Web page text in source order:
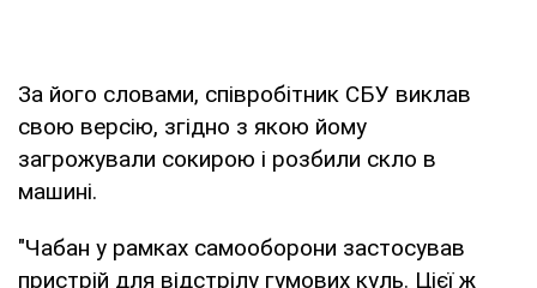
За його словами, співробітник СБУ виклав
свою версію, згідно з якою йому
загрожували сокирою і розбили скло в
машині.
"Чабан у рамках самооборони застосував
пристрій для відстрілу гумових куль. Цієї ж